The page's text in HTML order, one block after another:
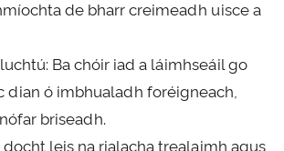
de bharr creimeadh uisce a
Ba chóir iad a láimhseáil go
​​​​dian ó imbhualadh foréigneach,
briseadh.
docht leis na rialacha trealaimh agus